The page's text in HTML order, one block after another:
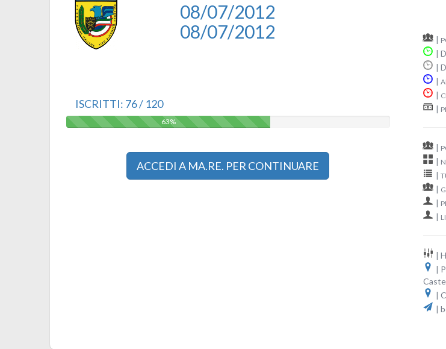
08/07/2012
08/07/2012
ISCRITTI: 76 / 120
63%
63%
ACCEDI A MA.RE. PER CONTINUARE
|
|
|
|
|
|
|
|
|
|
|
|
|
|
|
|